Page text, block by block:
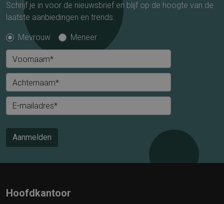
Schrijf je in voor de nieuwsbrief en blijf op de hoogte van de
laatste aanbiedingen en trends.
Mevrouw Meneer
Voornaam*
Achternaam*
E-mailadres*
Aanmelden
Hoofdkantoor